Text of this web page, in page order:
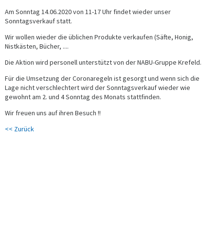
Am Sonntag 14.06.2020 von 11-17 Uhr findet wieder unser
Sonntagsverkauf statt.
Wir wollen wieder die üblichen Produkte verkaufen (Säfte, Honig,
Nistkästen, Bücher, ....
Die Aktion wird personell unterstützt von der NABU-Gruppe Krefeld.
Für die Umsetzung der Coronaregeln ist gesorgt und wenn sich die
Lage nicht verschlechtert wird der Sonntagsverkauf wieder wie
gewohnt am 2. und 4 Sonntag des Monats stattfinden.
Wir freuen uns auf ihren Besuch !!
<< Zurück